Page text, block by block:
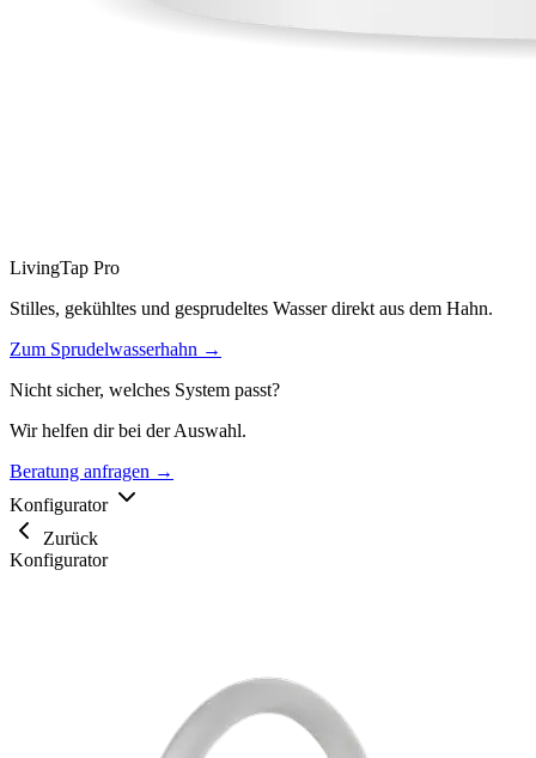
LivingTap Pro
Stilles, gekühltes und gesprudeltes Wasser direkt aus dem Hahn.
Zum Sprudelwasserhahn →
Nicht sicher, welches System passt?
Wir helfen dir bei der Auswahl.
Beratung anfragen →
Konfigurator
Zurück
Konfigurator